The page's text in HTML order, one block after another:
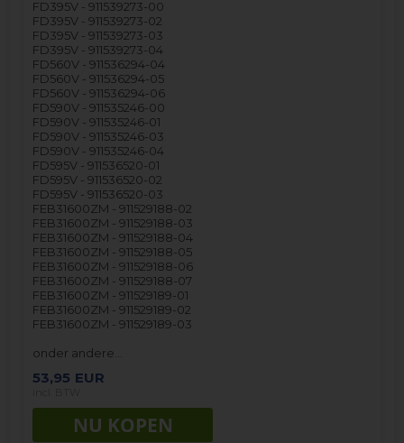
FD395V - 911539273-00
FD395V - 911539273-02
FD395V - 911539273-03
FD395V - 911539273-04
FD560V - 911536294-04
FD560V - 911536294-05
FD560V - 911536294-06
FD590V - 911535246-00
FD590V - 911535246-01
FD590V - 911535246-03
FD590V - 911535246-04
FD595V - 911536520-01
FD595V - 911536520-02
FD595V - 911536520-03
FEB31600ZM - 911529188-02
FEB31600ZM - 911529188-03
FEB31600ZM - 911529188-04
FEB31600ZM - 911529188-05
FEB31600ZM - 911529188-06
FEB31600ZM - 911529188-07
FEB31600ZM - 911529189-01
FEB31600ZM - 911529189-02
FEB31600ZM - 911529189-03
onder andere…
53,95 EUR